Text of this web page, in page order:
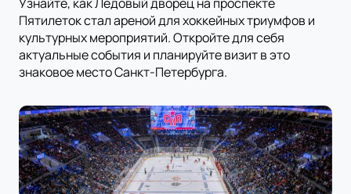
Узнайте, как Ледовый дворец на проспекте
Пятилеток стал ареной для хоккейных триумфов и
культурных мероприятий. Откройте для себя
актуальные события и планируйте визит в это
знаковое место Санкт-Петербурга.